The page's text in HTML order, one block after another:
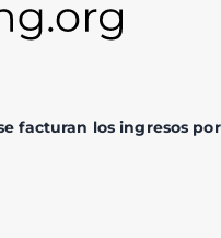
facturan los ingresos